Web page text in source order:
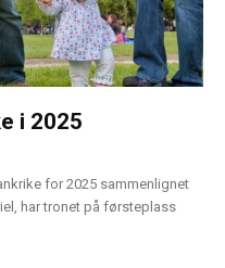
i 2025
for 2025 sammenlignet
har tronet på førsteplass